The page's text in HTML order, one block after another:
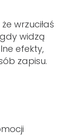
wrzuciłaś
widzą
efekty,
zapisu.